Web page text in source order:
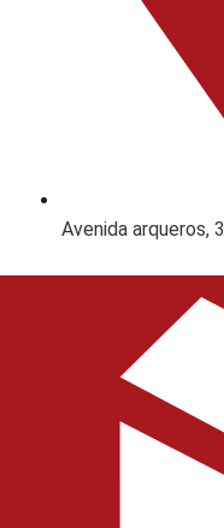
Avenida arqueros,